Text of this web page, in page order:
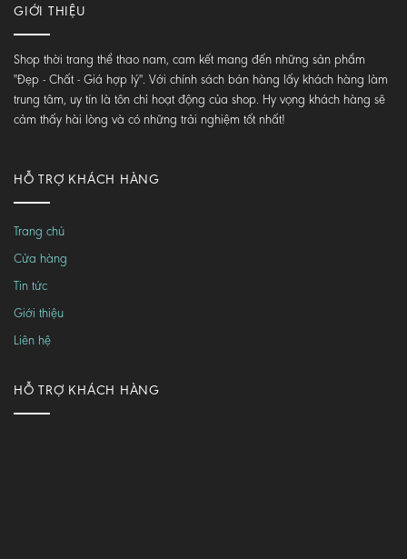
GIỚI THIỆU
Shop thời trang thể thao nam, cam kết mang đến những sản phẩm
"Đẹp - Chất - Giá hợp lý". Với chính sách bán hàng lấy khách hàng làm
trung tâm, uy tín là tôn chỉ hoạt động của shop. Hy vọng khách hàng sẽ
cảm thấy hài lòng và có những trải nghiệm tốt nhất!
HỖ TRỢ KHÁCH HÀNG
Trang chủ
Cửa hàng
Tin tức
Giới thiệu
Liên hệ
HỖ TRỢ KHÁCH HÀNG